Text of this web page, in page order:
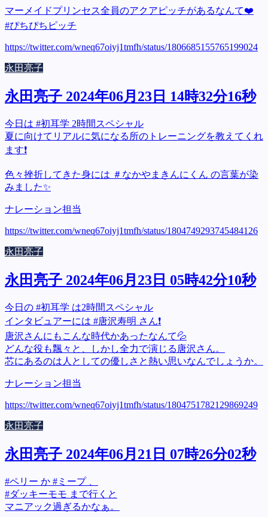
マーメイドプリンセス全員のアクアピッチがあるなんて❤️
#ぴちぴちピッチ
https://twitter.com/wneq67oiyj1tmfh/status/1806685155765199024
永田亮子
永田亮子 2024年06月23日 14時32分16秒
今日は #初耳学 2時間スペシャル
夏に向けてリアルに気になる所のトレーニングを教えてくれ
ます❗
色々挫折してきた身には ＃なかやまきんにくん の言葉が染
みました✨
ナレーション担当
https://twitter.com/wneq67oiyj1tmfh/status/1804749293745484126
永田亮子
永田亮子 2024年06月23日 05時42分10秒
今日の #初耳学 は2時間スペシャル
インタビュアーには #唐沢寿明 さん❗
唐沢さんにもこんな時代かあったなんて💦
どんな役も飄々と、しかし全力で演じる唐沢さん。
芯にあるのは人としての優しさと熱い思いなんでしょうか。
ナレーション担当
https://twitter.com/wneq67oiyj1tmfh/status/1804751782129869249
永田亮子
永田亮子 2024年06月21日 07時26分02秒
#ペリー か #ミープ 、
#ダッキーモモ まで行くと
マニアック過ぎるかなぁ。